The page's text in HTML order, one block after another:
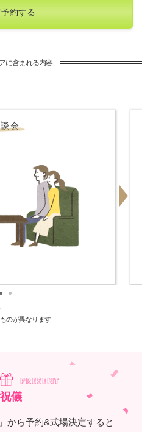
約する
に含まれる内容
会
のが異なります
儀
から予約&式場決定すると